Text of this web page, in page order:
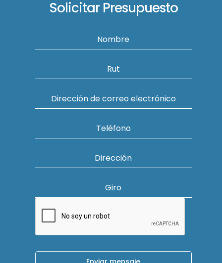
Solicitar Presupuesto
Nombre
Rut
Dirección de correo electrónico
Teléfono
Dirección
Giro